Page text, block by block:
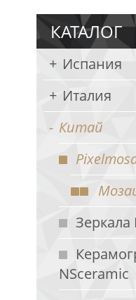
КАТАЛОГ
Испания
Италия
Китай
Зеркала
NSceramic